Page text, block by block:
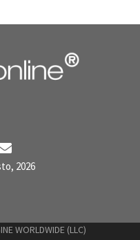
2026
WORLDWIDE (LLC)